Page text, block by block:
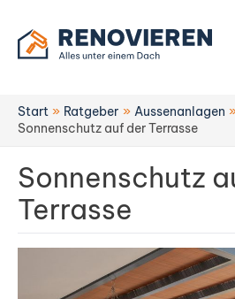
Inhalt
springen
Start Ratgeber
Aussenanlagen
Sonnenschutz auf der Terrasse
Sonnenschutz
Terrasse